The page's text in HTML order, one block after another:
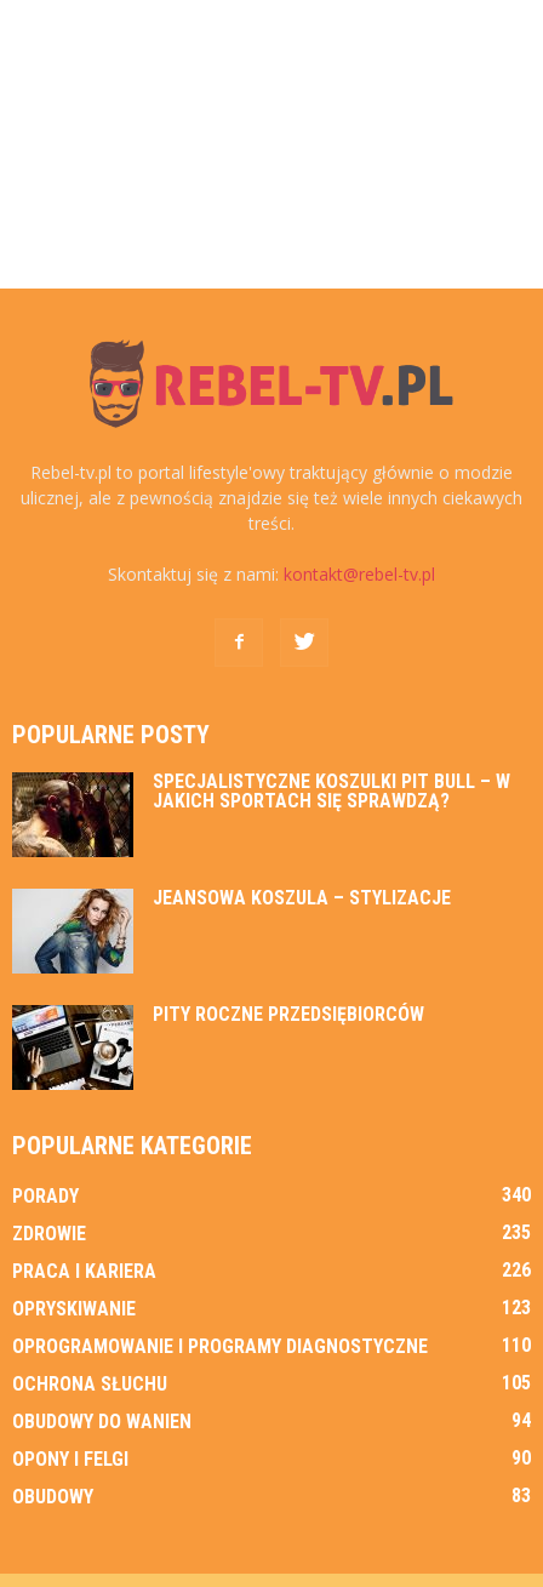
Rebel-tv.pl to portal lifestyle'owy traktujący głównie o modzie
ulicznej, ale z pewnością znajdzie się też wiele innych ciekawych
treści.
Skontaktuj się z nami: kontakt@rebel-tv.pl
POPULARNE POSTY
SPECJALISTYCZNE KOSZULKI PIT BULL – W
JAKICH SPORTACH SIĘ SPRAWDZĄ?
JEANSOWA KOSZULA – STYLIZACJE
PITY ROCZNE PRZEDSIĘBIORCÓW
POPULARNE KATEGORIE
PORADY
340
ZDROWIE
235
PRACA I KARIERA
226
OPRYSKIWANIE
123
OPROGRAMOWANIE I PROGRAMY DIAGNOSTYCZNE
110
OCHRONA SŁUCHU
105
OBUDOWY DO WANIEN
94
OPONY I FELGI
90
OBUDOWY
83